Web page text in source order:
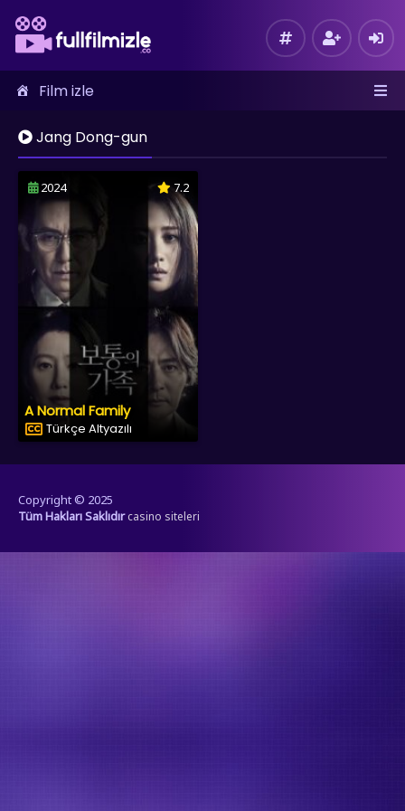
Film izle
Jang Dong-gun
2024 7.2
A Normal Family
Türkçe Altyazılı
Copyright © 2025
Tüm Hakları Saklıdır casino siteleri